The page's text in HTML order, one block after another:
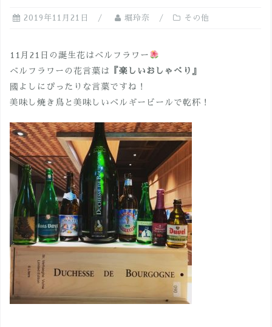
2019年11月21日 堀玲奈 その他
11月21日の誕生花はベルフラワー
ベルフラワーの花言葉は
『楽しいおしゃべり』
國よしにぴったりな言葉ですね！
美味し焼き鳥と美味しいベルギービールで乾杯！